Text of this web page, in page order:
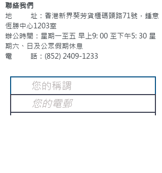
聯絡我們
地 址：香港新界葵芳貨櫃碼頭路71號，鍾意
恆勝中心1203室
辦公時間：星期一至五 早上9: 00 至下午5: 30 星
期六、日及公眾假期休息
電 話：(852) 2409-1233